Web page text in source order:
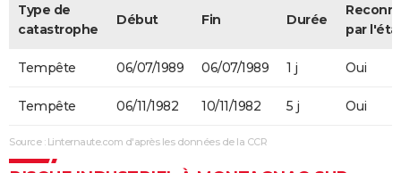
Type de
catastrophe
Début Fin Durée
par
Tempête 06/07/1989 06/07/1989 1 j Oui
Tempête 06/11/1982 10/11/1982 5 j Oui
Source : Linternaute.com d'après les données de la CCR